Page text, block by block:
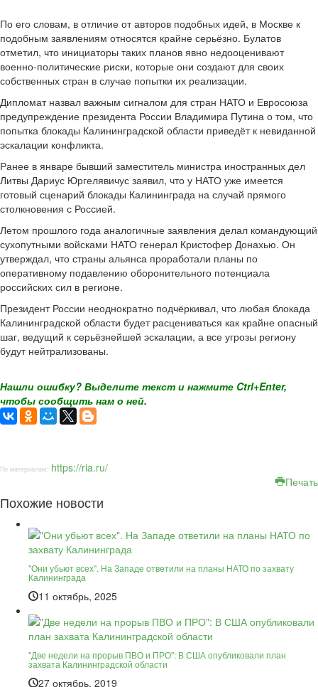
По его словам, в отличие от авторов подобных идей, в Москве к
подобным заявлениям относятся крайне серьёзно. Булатов
отметил, что инициаторы таких планов явно недооценивают
военно-политические риски, которые они создают для своих
собственных стран в случае попытки их реализации.
Дипломат назвал важным сигналом для стран НАТО и Евросоюза
предупреждение президента России Владимира Путина о том, что
попытка блокады Калининградской области приведёт к невиданной
эскалации конфликта.
Ранее в январе бывший заместитель министра иностранных дел
Литвы Дариус Юргелявичус заявил, что у НАТО уже имеется
готовый сценарий блокады Калининграда на случай прямого
столкновения с Россией.
Летом прошлого года аналогичные заявления делал командующий
сухопутными войсками НАТО генерал Кристофер Донахью. Он
утверждал, что страны альянса проработали планы по
оперативному подавлению оборонительного потенциала
российских сил в регионе.
Президент России неоднократно подчёркивал, что любая блокада
Калининградской области будет расцениваться как крайне опасный
шаг, ведущий к серьёзнейшей эскалации, а все угрозы региону
будут нейтрализованы.
Нашли ошибку? Выделите текст и нажмите Ctrl+Enter,
чтобы сообщить нам о ней.
По материалам: https://ria.ru/
Печать
Похожие новости
"Они убьют всех". На Западе ответили на планы НАТО по захвату
Калининграда
11 октябрь, 2025
"Две недели на прорыв ПВО и ПРО": В США опубликовали план
захвата Калининградской области
27 октябрь, 2019